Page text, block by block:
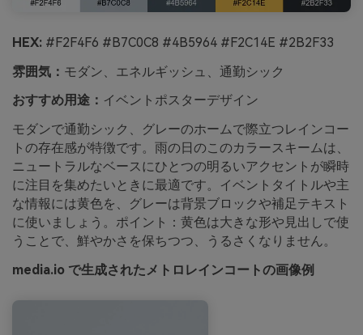
HEX: #F2F4F6 #B7C0C8 #4B5964 #F2C14E #2B2F33
雰囲気： モダン、エネルギッシュ、通勤シック
おすすめ用途： イベントポスターデザイン
モダンで通勤シック、グレーのホームで際立つレインコー
トの存在感が特徴です。雨の日のこのカラースキームは、
ニュートラルなベースにひとつの明るいアクセントが瞬時
に注目を集めたいときに最適です。イベントタイトルや主
な情報には黄色を、グレーは背景ブロックや補足テキスト
に使いましょう。ポイント：黄色は大きな形や見出しで使
うことで、鮮やかさを保ちつつ、うるさくなりません。
media.io で生成されたメトロレインコートの画像例